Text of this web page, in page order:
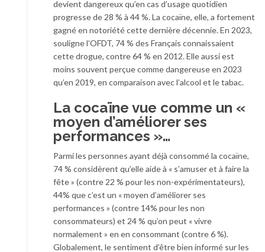
devient dangereux qu’en cas d’usage quotidien
progresse de 28 % à 44 %. La cocaïne, elle, a fortement
gagné en notoriété cette dernière décennie. En 2023,
souligne l’OFDT, 74 % des Français connaissaient
cette drogue, contre 64 % en 2012. Elle aussi est
moins souvent perçue comme dangereuse en 2023
qu’en 2019, en comparaison avec l’alcool et le tabac.
La cocaïne vue comme un «
moyen d’améliorer ses
performances »…
Parmi les personnes ayant déjà consommé la cocaïne,
74 % considèrent qu’elle aide à « s’amuser et à faire la
fête » (contre 22 % pour les non-expérimentateurs),
44% que c’est un « moyen d’améliorer ses
performances » (contre 14% pour les non
consommateurs) et 24 % qu’on peut « vivre
normalement » en en consommant (contre 6 %).
Globalement, le sentiment d’être bien informé sur les